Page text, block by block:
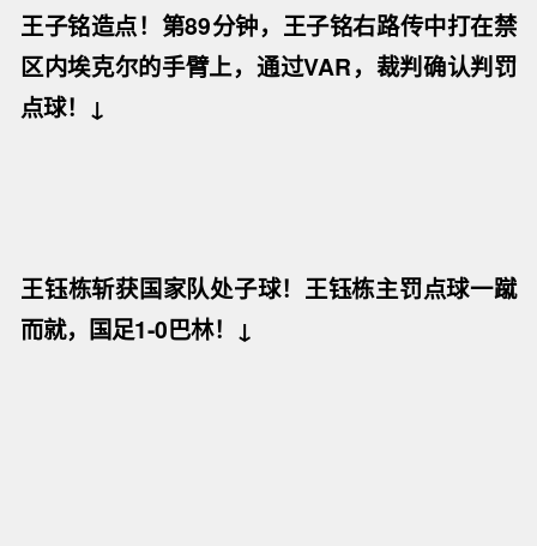
王子铭造点！第89分钟，王子铭右路传中打在禁
区内埃克尔的手臂上，通过VAR，裁判确认判罚
点球！↓
王钰栋斩获国家队处子球！王钰栋主罚点球一蹴
而就，国足1-0巴林！↓